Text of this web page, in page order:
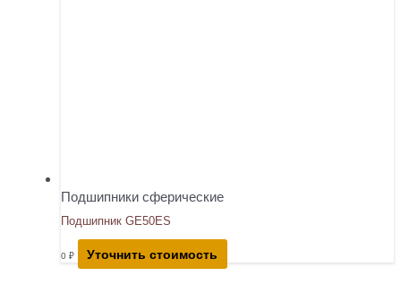
Подшипники сферические
Подшипник GE50ES
0 ₽ Уточнить стоимость